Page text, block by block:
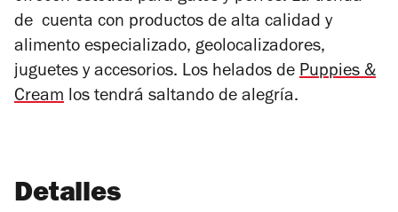
de cuenta con productos de alta calidad y
alimento especializado, geolocalizadores,
juguetes y accesorios. Los helados de Puppies &
Cream los tendrá saltando de alegría.
Detalles